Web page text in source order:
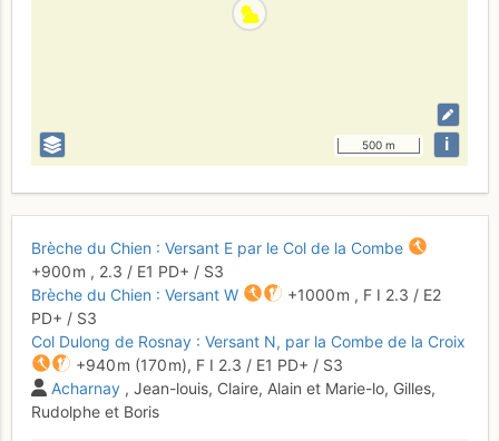
500 m i
Brèche du Chien : Versant E par le Col de la Combe
+900 m , 2.3 / E1 PD+ / S3
Brèche du Chien : Versant W
+1000 m , F I 2.3 / E2
PD+ / S3
Col Dulong de Rosnay : Versant N, par la Combe de la Croix
+940 m (170 m), F I 2.3 / E1 PD+ / S3
Acharnay , Jean-louis, Claire, Alain et Marie-lo, Gilles,
Rudolphe et Boris